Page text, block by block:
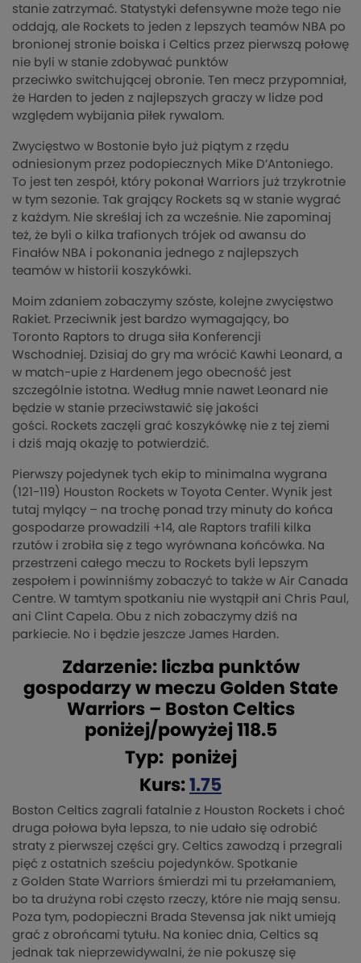
stanie zatrzymać. Statystyki defensywne może tego nie
oddają, ale Rockets to jeden z lepszych teamów NBA po
bronionej stronie boiska i Celtics przez pierwszą połowę
nie byli w stanie zdobywać punktów
przeciwko switchującej obronie. Ten mecz przypomniał,
że Harden to jeden z najlepszych graczy w lidze pod
względem wybijania piłek rywalom.
Zwycięstwo w Bostonie było już piątym z rzędu
odniesionym przez podopiecznych Mike D’Antoniego.
To jest ten zespół, który pokonał Warriors już trzykrotnie
w tym sezonie. Tak grający Rockets są w stanie wygrać
z każdym. Nie skreślaj ich za wcześnie. Nie zapominaj
też, że byli o kilka trafionych trójek od awansu do
Finałów NBA i pokonania jednego z najlepszych
teamów w historii koszykówki.
Moim zdaniem zobaczymy szóste, kolejne zwycięstwo
Rakiet. Przeciwnik jest bardzo wymagający, bo
Toronto Raptors to druga siła Konferencji
Wschodniej. Dzisiaj do gry ma wrócić Kawhi Leonard, a
w match-upie z Hardenem jego obecność jest
szczególnie istotna. Według mnie nawet Leonard nie
będzie w stanie przeciwstawić się jakości
gości. Rockets zaczęli grać koszykówkę nie z tej ziemi
i dziś mają okazję to potwierdzić.
Pierwszy pojedynek tych ekip to minimalna wygrana
(121-119) Houston Rockets w Toyota Center. Wynik jest
tutaj mylący – na trochę ponad trzy minuty do końca
gospodarze prowadzi li +14, ale Raptors trafili kilka
rzutów i zrobiła się z tego wyrównana końcówka. Na
przestrzeni całego meczu to Rockets byli lepszym
zespołem i powinniśmy zobaczyć to także w Air Canada
Centre. W tamtym spotkaniu nie wystąpił ani Chris Paul,
ani Clint Capela. Obu z nich zobaczymy dziś na
parkiecie. No i będzie jeszcze James Harden.
Zdarzenie: liczba punktów
gospodarzy w meczu Golden State
Warriors – Boston Celtics
poniżej/powyżej 118.5
Typ: poniżej
Kurs: 1.75
Boston Celtics zagrali fatalnie z Houston Rockets i choć
druga połowa była lepsza, to nie udało się odrobić
straty z pierwszej części gry. Celtics zawodzą i przegrali
pięć z ostatnich sześciu pojedynków. Spotkanie
z Golden State Warriors śmierdzi mi tu przełamaniem,
bo ta drużyna robi często rzeczy, które nie mają sensu.
Poza tym, podopieczni Brada Stevensa jak nikt umieją
grać z obrońcami tytułu. Na koniec dnia, Celtics są
jednak tak nieprzewidywalni, że nie pokuszę się